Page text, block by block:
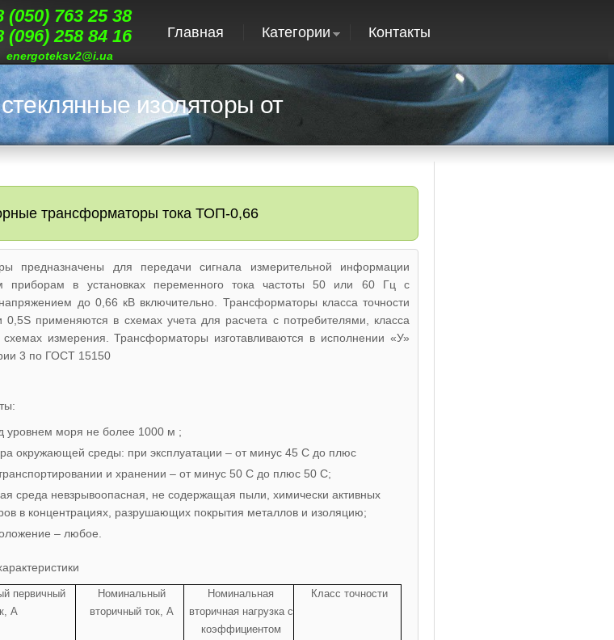
Главная Категории Контакты
(050) 763 25 38
(096) 258 84 16
energoteksv2@i.ua
изоляторы от
трансформаторы тока ТОП-0,66
предназначены для передачи сигнала измерительной информации
приборам в установках переменного тока частоты 50 или 60 Гц с
до 0,66 кВ включительно. Трансформаторы класса точности
применяются в схемах учета для расчета с потребителями, класса
схемах измерения. Трансформаторы изготавливаются в исполнении «У»
3 по ГОСТ 15150
уровнем моря не более 1000 м ;
окружающей среды: при эксплуатации – от минус 45 С до плюс
и хранении – от минус 50 С до плюс 50 С;
среда невзрывоопасная, не содержащая пыли, химически активных
в концентрациях, разрушающих покрытия металлов и изоляцию;
– любое.
первичный
А
Номинальный
вторичный ток, А
Номинальная
вторичная нагрузка с
коэффициентом
Класс точности